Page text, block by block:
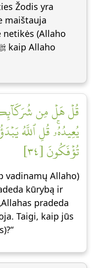
Žodis yra
maištauja
(Allaho
قُلۡ هَلۡ مِن
يُعِيدُهُۥۚ قُلِ ٱللَّهُ
تُؤۡفَكُونَ [٣٤]
vadinamų Allaho)
kūrybą ir
pradeda
Taigi, kaip jūs